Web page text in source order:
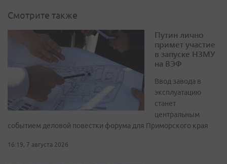
Смотрите также
Путин лично
примет участие
в запуске НЗМУ
на ВЭФ
Ввод завода в
эксплуатацию
станет
центральным
событием деловой повестки форума для Приморского края
16:19, 7 августа 2026